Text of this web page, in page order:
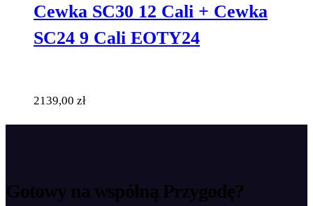
Cewka SC30 12 Cali + Cewka
SC24 9 Cali EOTY24
2139,00 zł
Gotowy na wspólną Przygodę?